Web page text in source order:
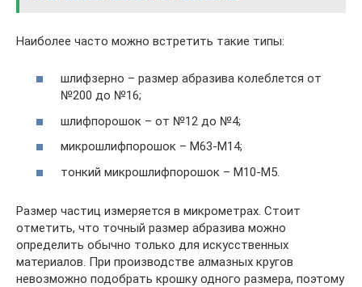
Наиболее часто можно встретить такие типы:
шлифзерно – размер абразива колеблется от
№200 до №16;
шлифпорошок – от №12 до №4;
микрошлифпорошок – М63-М14;
тонкий микрошлифпорошок – М10-М5.
Размер частиц измеряется в микрометрах. Стоит
отметить, что точный размер абразива можно
определить обычно только для искусственных
материалов. При производстве алмазных кругов
невозможно подобрать крошку одного размера, поэтому